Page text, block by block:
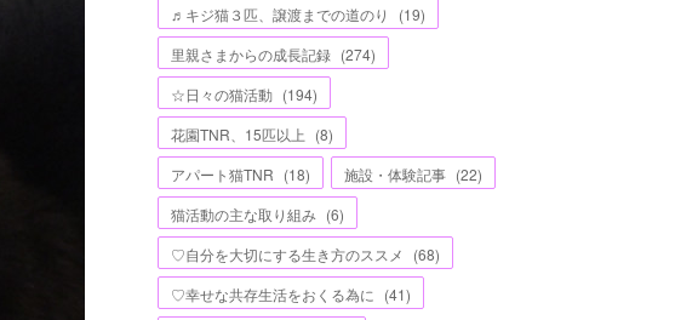
♬キジ猫３匹、譲渡までの道のり
(19)
里親さまからの成長記録 (274)
☆日々の猫活動 (194)
花園TNR、15匹以上 (8)
アパート猫TNR (18) 施設・体験記事 (22)
猫活動の主な取り組み (6)
♡自分を大切にする生き方のススメ
(68)
♡幸せな共存生活をおくる為に (41)